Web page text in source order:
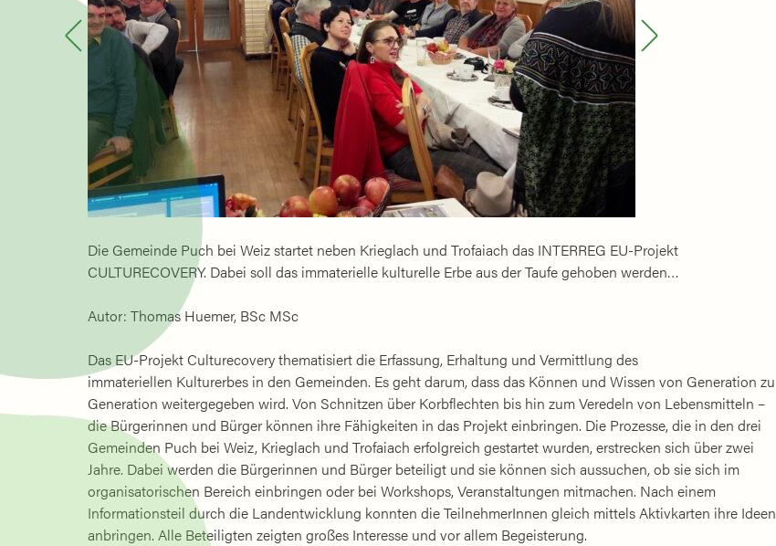
Die Gemeinde Puch bei Weiz startet neben Krieglach und Trofaiach das INTERREG EU-Projekt
CULTURECOVERY. Dabei soll das immaterielle kulturelle Erbe aus der Taufe gehoben werden…
Autor: Thomas Huemer, BSc MSc
Das EU-Projekt Culturecovery thematisiert die Erfassung, Erhaltung und Vermittlung des
immateriellen Kulturerbes in den Gemeinden. Es geht darum, dass das Können und Wissen von Generation zu
Generation weitergegeben wird. Von Schnitzen über Korbflechten bis hin zum Veredeln von Lebensmitteln –
die Bürgerinnen und Bürger können ihre Fähigkeiten in das Projekt einbringen. Die Prozesse, die in den drei
Gemeinden Puch bei Weiz, Krieglach und Trofaiach erfolgreich gestartet wurden, erstrecken sich über zwei
Jahre. Dabei werden die Bürgerinnen und Bürger beteiligt und sie können sich aussuchen, ob sie sich im
organisatorischen Bereich einbringen oder bei Workshops, Veranstaltungen mitmachen. Nach einem
Informationsteil durch die Landentwicklung konnten die TeilnehmerInnen gleich mittels Aktivkarten ihre Ideen
anbringen. Alle Beteiligten zeigten großes Interesse und vor allem Begeisterung.